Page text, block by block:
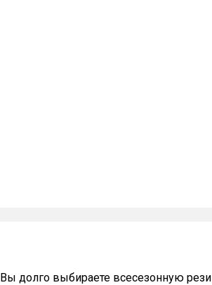
Вы долго выбираете всесезонную